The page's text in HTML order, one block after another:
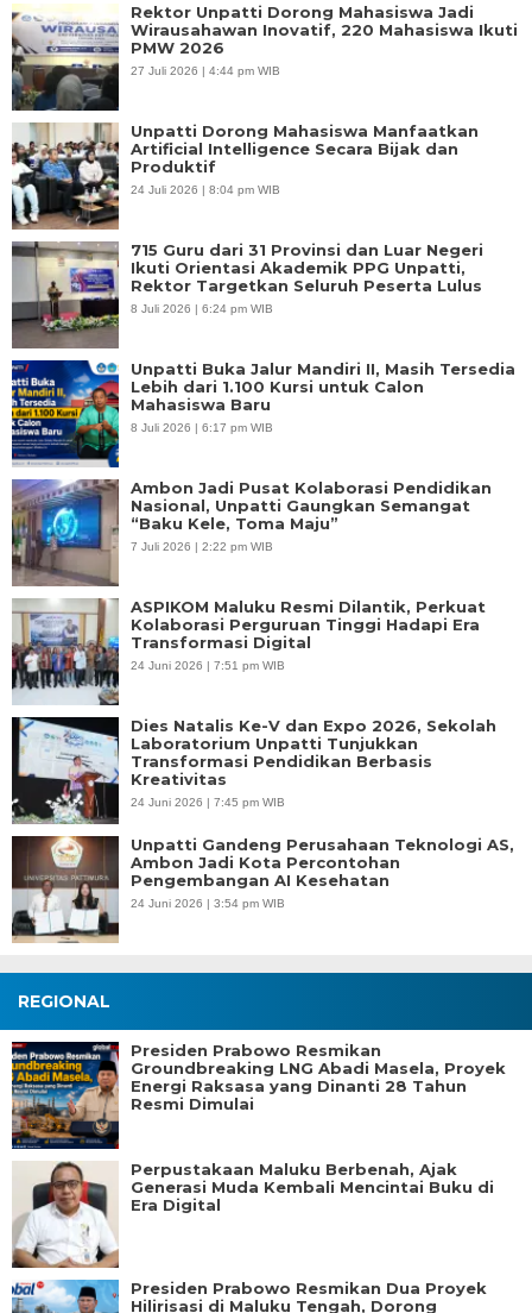
Rektor Unpatti Dorong Mahasiswa Jadi
Wirausahawan Inovatif, 220 Mahasiswa Ikuti
PMW 2026
27 Juli 2026 | 4:44 pm WIB
Unpatti Dorong Mahasiswa Manfaatkan
Artificial Intelligence Secara Bijak dan
Produktif
24 Juli 2026 | 8:04 pm WIB
715 Guru dari 31 Provinsi dan Luar Negeri
Ikuti Orientasi Akademik PPG Unpatti,
Rektor Targetkan Seluruh Peserta Lulus
8 Juli 2026 | 6:24 pm WIB
Unpatti Buka Jalur Mandiri II, Masih Tersedia
Lebih dari 1.100 Kursi untuk Calon
Mahasiswa Baru
8 Juli 2026 | 6:17 pm WIB
Ambon Jadi Pusat Kolaborasi Pendidikan
Nasional, Unpatti Gaungkan Semangat
“Baku Kele, Toma Maju”
7 Juli 2026 | 2:22 pm WIB
ASPIKOM Maluku Resmi Dilantik, Perkuat
Kolaborasi Perguruan Tinggi Hadapi Era
Transformasi Digital
24 Juni 2026 | 7:51 pm WIB
Dies Natalis Ke-V dan Expo 2026, Sekolah
Laboratorium Unpatti Tunjukkan
Transformasi Pendidikan Berbasis
Kreativitas
24 Juni 2026 | 7:45 pm WIB
Unpatti Gandeng Perusahaan Teknologi AS,
Ambon Jadi Kota Percontohan
Pengembangan AI Kesehatan
24 Juni 2026 | 3:54 pm WIB
REGIONAL
Presiden Prabowo Resmikan
Groundbreaking LNG Abadi Masela, Proyek
Energi Raksasa yang Dinanti 28 Tahun
Resmi Dimulai
Perpustakaan Maluku Berbenah, Ajak
Generasi Muda Kembali Mencintai Buku di
Era Digital
Presiden Prabowo Resmikan Dua Proyek
Hilirisasi di Maluku Tengah, Dorong